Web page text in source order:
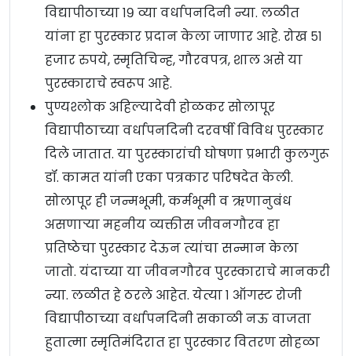
विद्यापीठाच्या १९ व्या वर्धापनदिनी न्या. लळीत
यांना हा पुरस्कार प्रदान केला जाणार आहे. रोख ५१
हजार रुपये, स्मृतिचिन्ह, गौरवपत्र, शाल असे या
पुरस्काराचे स्वरूप आहे.
पुण्यश्लोक अहिल्यादेवी होळकर सोलापूर
विद्यापीठाच्या वर्धापनदिनी दरवर्षी विविध पुरस्कार
दिले जातात. या पुरस्कारांची घोषणा प्रभारी कुलगुरू
डॉ. कामत यांनी एका पत्रकार परिषदेत केली.
सोलापूर ही जन्मभूमी, कर्मभूमी व ऋणानुबंध
असणाऱ्या महनीय व्यक्तीस जीवनगौरव हा
प्रतिष्ठेचा पुरस्कार देऊन त्यांचा सन्मान केला
जातो. यंदाच्या या जीवनगौरव पुरस्काराचे मानकरी
न्या. लळीत हे ठरले आहेत. येत्या १ ऑगस्ट रोजी
विद्यापीठाच्या वर्धापनदिनी सकाळी नऊ वाजता
हुतात्मा स्मृतिमंदिरात हा पुरस्कार वितरण सोहळा